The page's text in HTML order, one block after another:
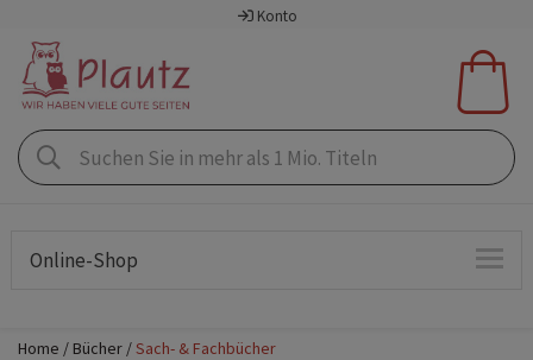
Konto
Online-Shop
Home Bücher Sach- & Fachbücher